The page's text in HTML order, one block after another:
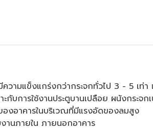
วามแข็งแกร่งกว่ากระจกทั่วไป 3 - 5 เท่า
กับการใช้งานประตูบานเปลือย ผนังกระจก
อาคารในบริเวณที่มีแรงอัดของลมสูง
านภายใน ภายนอกอาคาร